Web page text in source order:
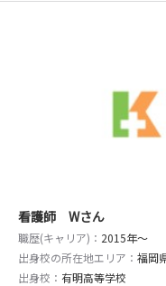
看護師 Wさん
職歴(キャリア)： 2015年〜
出身校の所在地エリア： 福岡
出身校： 有明高等学校